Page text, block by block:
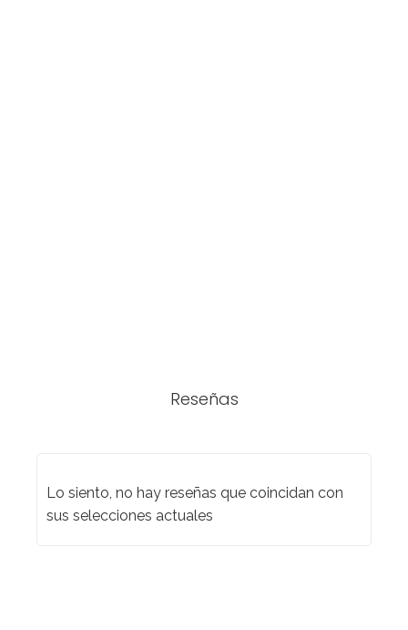
Reseñas
Lo siento, no hay reseñas que coincidan con
sus selecciones actuales